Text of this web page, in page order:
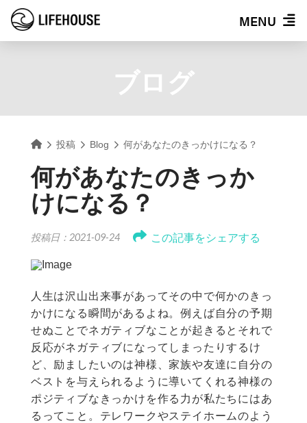
MENU
ブログ
Home投稿 Blog 何があなたのきっかけになる？
何があなたのきっか
けになる？
投稿日：2021-09-24 この記事をシェアする
人生は沢山出来事があってその中で何かのきっ
かけになる瞬間があるよね。例えば自分の予期
せぬことでネガティブなことが起きるとそれで
反応がネガティブになってしまったりするけ
ど、励ましたいのは神様、家族や友達に自分の
ベストを与えられるように導いてくれる神様の
ポジティブなきっかけを作る力が私たちにはあ
るってこと。テレワークやステイホームのよう